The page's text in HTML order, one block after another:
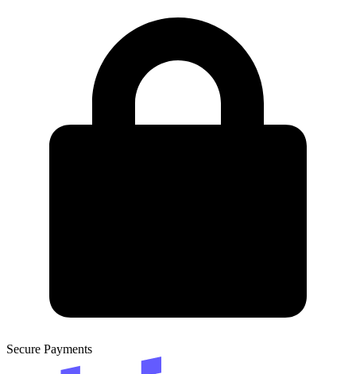
Secure Payments